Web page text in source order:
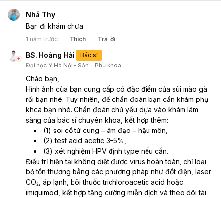
Nhã Thy
Bạn đi khám chưa
1 năm trước Thích Trả lời
BS. Hoàng Hải
Bác sĩ
Đại học Y Hà Nội
Sản - Phụ khoa
Chào bạn,
Hình ảnh của bạn cung cấp có đặc điểm của sùi mào gà
rồi bạn nhé. Tuy nhiên, để chẩn đoán bạn cần khám phụ
khoa bạn nhé. Chẩn đoán chủ yếu dựa vào khám lâm
sàng của bác sĩ chuyên khoa, kết hợp thêm:
(1) soi cổ tử cung – âm đạo – hậu môn,
(2) test acid acetic 3–5%,
(3) xét nghiệm HPV định type nếu cần.
Điều trị hiện tại không diệt được virus hoàn toàn, chỉ loại
bỏ tổn thương bằng các phương pháp như đốt điện, laser
CO₂, áp lạnh, bôi thuốc trichloroacetic acid hoặc
imiquimod, kết hợp tăng cường miễn dịch và theo dõi tái